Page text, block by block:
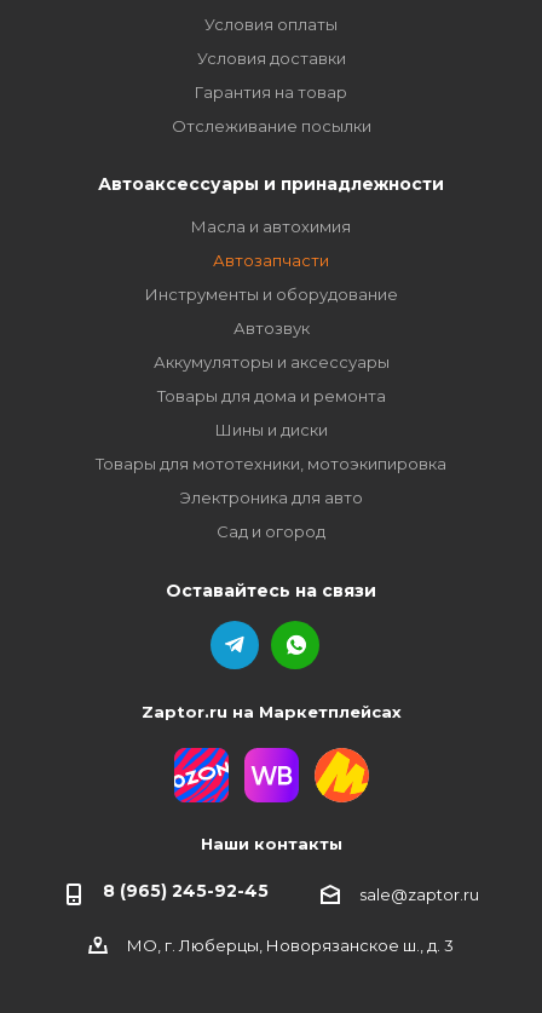
Условия оплаты
Условия доставки
Гарантия на товар
Отслеживание посылки
Автоаксессуары и принадлежности
Масла и автохимия
Автозапчасти
Инструменты и оборудование
Автозвук
Аккумуляторы и аксессуары
Товары для дома и ремонта
Шины и диски
Товары для мототехники, мотоэкипировка
Электроника для авто
Сад и огород
Оставайтесь на связи
Zaptor.ru на Маркетплейсах
Наши контакты
8 (965) 245-92-45 sale@zaptor.ru
МО, г. Люберцы, Новорязанское ш., д. 3